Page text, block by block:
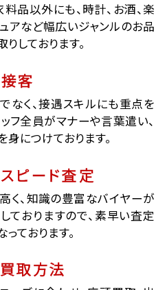
料品以外にも、時計、お酒、楽
ュアなど幅広いジャンルのお品
しております。
客
なく、接遇スキルにも重点を
ッフ全員がマナーや言葉遣い、
身につけております。
ピード査定
く、知識の豊富なバイヤーが
ておりますので、素早い査定
ております。
取方法